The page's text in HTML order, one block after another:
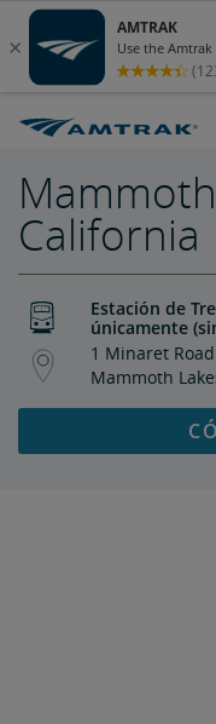
California
Estación de
únicamente
1 Minaret Road
Mammoth